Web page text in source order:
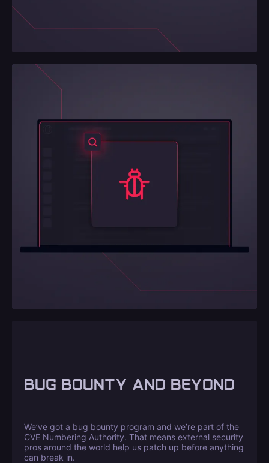
BUG BOUNTY AND BEYOND
We’ve got a bug bounty program and we’re part of the
CVE Numbering Authority. That means external security
pros around the world help us patch up before anything
can break in.